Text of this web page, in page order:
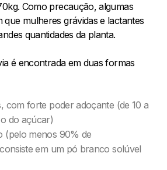
Como precaução, algumas
mulheres grávidas e lactantes
quantidades da planta.
é encontrada em duas formas
com forte poder adoçante (de 10 a
do açúcar)
(pelo menos 90% de
em um pó branco solúvel